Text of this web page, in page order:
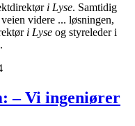
i Lyse. Samtidig
videre ... løsningen,
i Lyse og styreleder i
– Vi ingeniører